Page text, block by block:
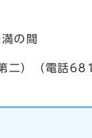
の間
二）（電話